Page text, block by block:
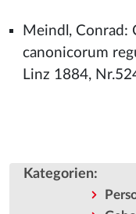
Meindl, Conrad:
canonicorum
Linz 1884,
Kategorien: